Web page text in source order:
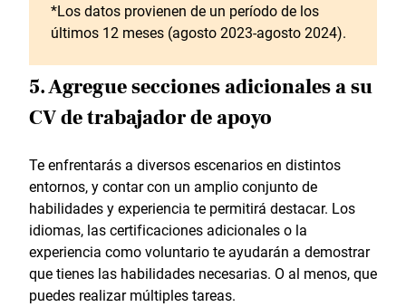
*Los datos provienen de un período de los
últimos 12 meses (agosto 2023-agosto 2024).
5. Agregue secciones adicionales a su
CV de trabajador de apoyo
Te enfrentarás a diversos escenarios en distintos
entornos, y contar con un amplio conjunto de
habilidades y experiencia te permitirá destacar. Los
idiomas, las certificaciones adicionales o la
experiencia como voluntario te ayudarán a demostrar
que tienes las habilidades necesarias. O al menos, que
puedes realizar múltiples tareas.